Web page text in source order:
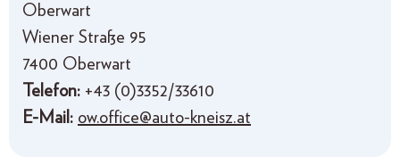
Oberwart
Wiener Straße 95
7400 Oberwart
Telefon: +43 (0)3352/33610
E-Mail: ow.office@auto-kneisz.at